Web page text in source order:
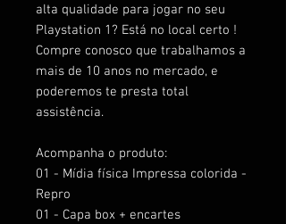
alta qualidade para jogar no seu
Playstation 1? Está no local certo !
Compre conosco que trabalhamos a
mais de 10 anos no mercado, e
poderemos te presta total
assistência.
Acompanha o produto:
01 - Mídia física Impressa colorida -
Repro
01 - Capa box + encartes